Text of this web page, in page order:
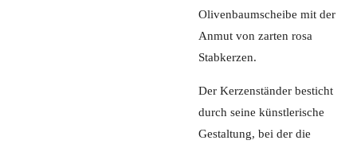
Olivenbaumscheibe mit der
Anmut von zarten rosa
Stabkerzen.
Der Kerzenständer besticht
durch seine künstlerische
Gestaltung, bei der die